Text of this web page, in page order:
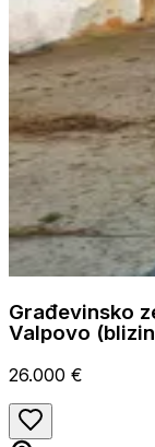
Građevinsko
Valpovo
26.000 €